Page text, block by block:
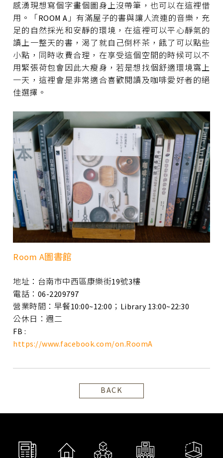
感湧現想寫個字畫個圖身上沒帶筆，也可以在這裡借
用。「ROOM A」有滿屋子的書與讓人流連的音樂，充
足的自然採光和安靜的環境，在這裡可以平心靜氣的
讀上一整天的書，渴了就自己倒杯茶，餓了可以點些
小點，同時收費合理，在享受這個空間的時候可以不
用緊張荷包會因此大瘦身，若是想找個舒適環境窩上
一天，這裡會是非常適合喜歡閱讀及咖啡愛好者的絕
佳選擇。
Room A圖書館
地址：台南市中西區康樂街19號3樓
電話：06-2209797
營業時間：早餐10:00~12:00；Library 13:00~22:30
公休日：週二
FB :
https://www.facebook.com/on.RoomA
BACK